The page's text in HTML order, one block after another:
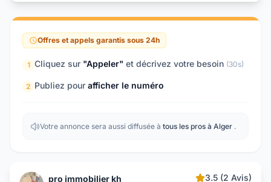
Offres et appels garantis sous 24h
1 Cliquez sur "Appeler" et décrivez votre besoin (30s)
2 Publiez pour afficher le numéro
Votre annonce sera aussi diffusée à tous les pros à Alger .
pro immobilier kh 3.5 (2 Avis)